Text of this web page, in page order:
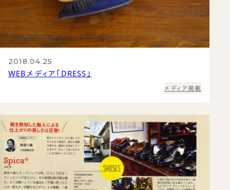
2018.04.25
WEBメディア「DRESS」
メディア掲載